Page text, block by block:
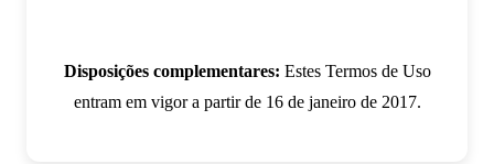
Disposições complementares: Estes Termos de Uso
entram em vigor a partir de 16 de janeiro de 2017.